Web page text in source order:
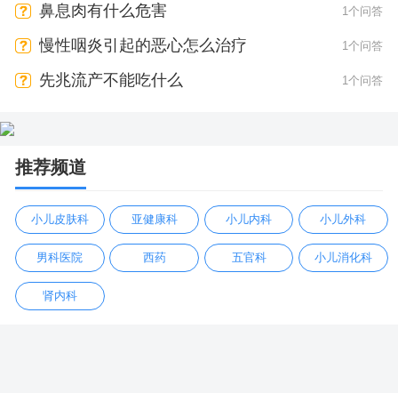
鼻息肉有什么危害 1个问答
慢性咽炎引起的恶心怎么治疗 1个问答
先兆流产不能吃什么 1个问答
推荐频道
小儿皮肤科 亚健康科 小儿内科 小儿外科
男科医院 西药 五官科 小儿消化科
肾内科